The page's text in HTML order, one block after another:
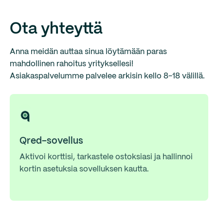
osoitteeseen, johon alkuperäinen kortti lähetettiin.
Kortti saapuu noin 7–9 arkipäivän kuluessa.
valuutoissa tehtyihin ostoihin lisätään 2 %:n
mikäli maksat laskun takaisin kerralla. Jos haluat lisää
maksuaikaa, voit maksaa laskun osissa, jolloin
avoimelle luotolle lisätään kuukausikorko, alkaen 1,95
Ota yhteyttä
Anna meidän auttaa sinua löytämään paras
mahdollinen rahoitus yrityksellesi!
Asiakaspalvelumme palvelee arkisin kello 8-18 välillä.
Qred-sovellus
Aktivoi korttisi, tarkastele ostoksiasi ja hallinnoi
kortin asetuksia sovelluksen kautta.